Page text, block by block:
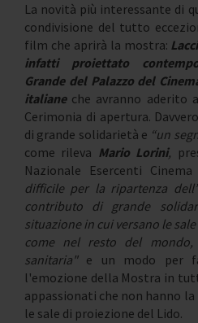
La novità più interessante di
condivisione del tutto
film che aprirà la mostra:
infatti proiettato
Grande del Palazzo del
italianeche avranno aderito
Cerimonia di apertura.
di grande solidarietà e “un
come rileva Mario Lorini,
Nazionale Esercenti Cinema
difficile per la ripartenza
contributo di grande
situazione in cui versano le
come nel resto del mondo,
sanitaria" e un modo per
l'emozione della Mostra in
appassionati che non hanno
le sale di proiezione del Lido.